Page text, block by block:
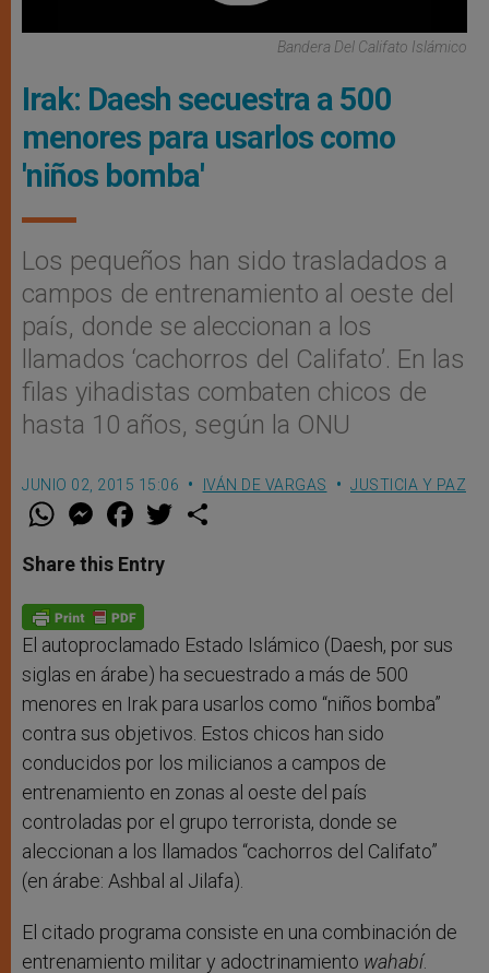
Bandera Del Califato Islámico
Irak: Daesh secuestra a 500
menores para usarlos como
'niños bomba'
Los pequeños han sido trasladados a
campos de entrenamiento al oeste del
país, donde se aleccionan a los
llamados ‘cachorros del Califato’. En las
filas yihadistas combaten chicos de
hasta 10 años, según la ONU
JUNIO 02, 2015 15:06 IVÁN DE VARGAS JUSTICIA Y PAZ
W
t
s
p
p
M
e
s
e
g
e
r
F
a
e
b
o
k
w
Share this Entry
El autoproclamado Estado Islámico (Daesh, por sus
siglas en árabe) ha secuestrado a más de 500
menores en Irak para usarlos como “niños bomba”
contra sus objetivos. Estos chicos han sido
conducidos por los milicianos a campos de
entrenamiento en zonas al oeste del país
controladas por el grupo terrorista, donde se
aleccionan a los llamados “cachorros del Califato”
(en árabe: Ashbal al Jilafa).
El citado programa consiste en una combinación de
entrenamiento militar y adoctrinamiento wahabí.